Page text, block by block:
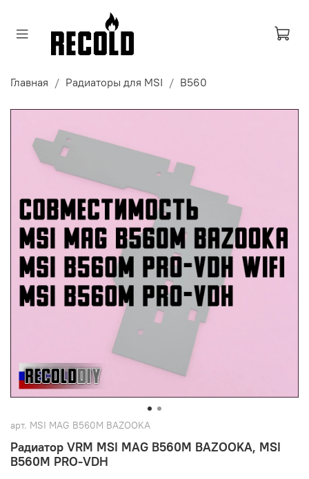
Главная Радиаторы для MSI B560
арт. MSI MAG B560M BAZOOKA
Радиатор VRM MSI MAG B560M BAZOOKA, MSI
B560M PRO-VDH